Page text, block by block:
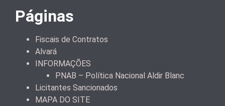
Páginas
Fiscais de Contratos
Alvará
INFORMAÇÕES
PNAB – Política Nacional Aldir Blanc
Licitantes Sancionados
MAPA DO SITE